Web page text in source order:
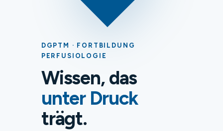
DGPTM · FORTBILDUNG
PERFUSIOLOGIE
Wissen, das
unter Druck
trägt.